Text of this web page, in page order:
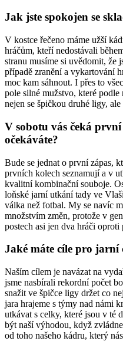
Jak jste spokojen se
V kostce řečeno máme užší
hráčům, kteří nedostávali
stranu musíme si uvědomit, že
případě zranění a vykartování
moc kam sáhnout. I přes to
pole silné mužstvo, které
nejen se špičkou druhé ligy,
V sobotu vás čeká
očekáváte?
Bude se jednat o první zápas,
prvních kolech seznamují a v
kvalitní kombinační souboje.
loňské jarní utkání tady ve
válka než fotbal. My se navíc
množstvím změn, protože v
postech asi jen dva hráči
Jaké máte cíle pro jarní
Naším cílem je navázat na
jsme nasbírali rekordní počet
snažit ve špičce ligy držet co
jara hrajeme s týmy nad námi
utkávat s celky, které jsou v té
být naší výhodou, když
od toho našeho kádru, který